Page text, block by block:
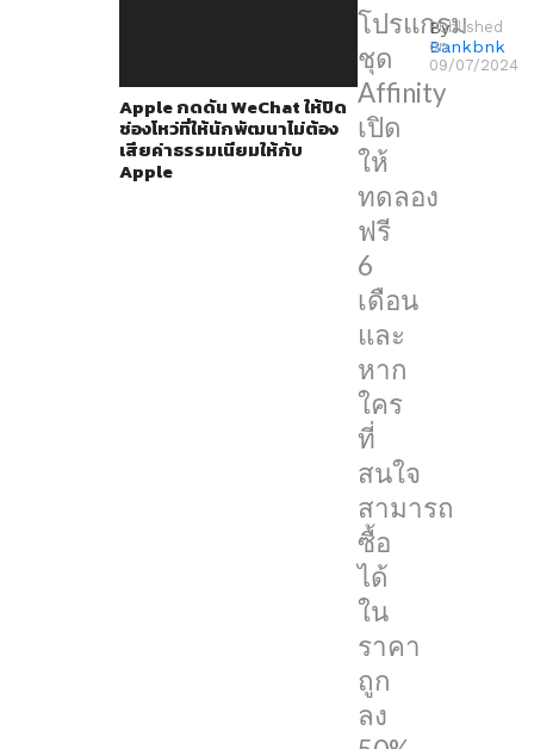
Apple กดดัน WeChat ให้ปิด
ช่องโหว่ที่ให้นักพัฒนาไม่ต้อง
เสียค่าธรรมเนียมให้กับ
Apple
โปรแกรม
ชุด
Affinity
เปิด
ให้
ทดลอง
ฟรี
6
เดือน
และ
หาก
ใคร
ที่
สนใจ
สามารถ
ซื้อ
ได้
ใน
ราคา
ถูก
ลง
By
Bankbnk
Published
on
09/07/2024
ทดลอง
ฟรี
6
เดือน
และ
หาก
ใคร
ที่
สนใจ
สามารถ
ซื้อ
ได้
ใน
ราคา
ถูก
ลง
50%
Affinity
โปรแกรม
ชุด
แต่ง